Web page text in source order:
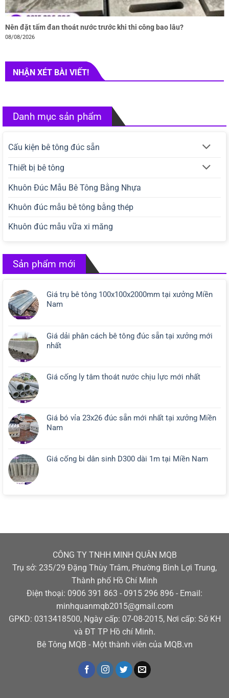
Nên đặt tấm đan thoát nước trước khi thi công bao lâu?
08/08/2026
NHẬN XÉT BÀI VIẾT!
Danh mục sản phẩm
Cấu kiện bê tông đúc sẵn
Thiết bị bê tông
Khuôn Đúc Mẫu Bê Tông Bằng Nhựa
Khuôn đúc mẫu bê tông bằng thép
Khuôn đúc mẫu vữa xi măng
Sản phẩm mới
Giá trụ bê tông 100x100x2000mm tại xưởng Miền
Nam
Giá dải phân cách bê tông đúc sẵn tại xưởng mới
nhất
Giá cống ly tâm thoát nước chịu lực mới nhất
Giá bó vỉa 23x26 đúc sẵn mới nhất tại xưởng Miền
Nam
Giá cống bi dân sinh D300 dài 1m tại Miền Nam
CÔNG TY TNHH MINH QUÂN MQB
Trụ sở: 235/29 Đặng Thùy Trâm, Phường Bình Lợi Trung,
Thành phố Hồ Chí Minh
Điện thoại: 0906 391 863 - 0915 296 896 - Email:
minhquanmqb2015@gmail.com
GPKD: 0313418500, Ngày cấp: 07-08-2015, Nơi cấp: Sở KH
và ĐT TP Hồ chí Minh.
Bê Tông MQB - Một thành viên của MQB.vn